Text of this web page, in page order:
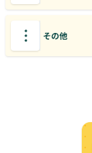
その他